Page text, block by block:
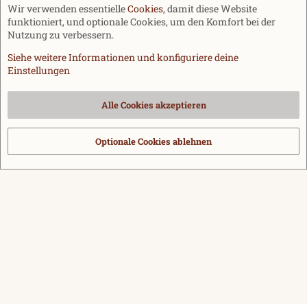
Cookies
Datenschutz
Hilfe und Impressum
Start
S
Community platform by XenForo® © 2010-2026 XenForo Ltd.
via s9e/MediaSites
Wir verwenden essentielleCookies, damit diese Website
funktioniert, und optionale Cookies, um den Komfort bei der
Nutzung zu verbessern.
Siehe weitere Informationen und konfiguriere deine
Einstellungen
Alle Cookies akzeptieren
Optionale Cookies ablehnen